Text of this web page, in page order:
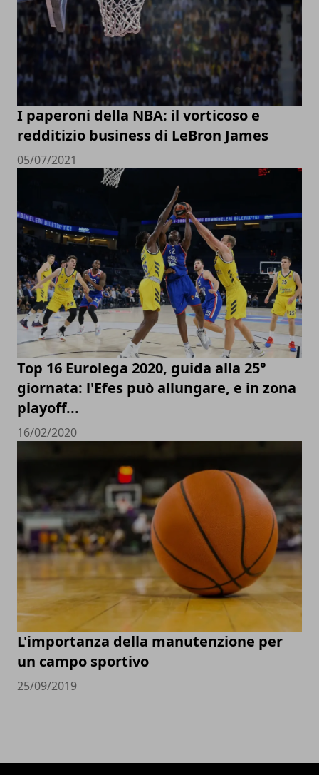
I paperoni della NBA: il vorticoso e
redditizio business di LeBron James
05/07/2021
Top 16 Eurolega 2020, guida alla 25°
giornata: l'Efes può allungare, e in zona
playoff...
16/02/2020
L'importanza della manutenzione per
un campo sportivo
25/09/2019